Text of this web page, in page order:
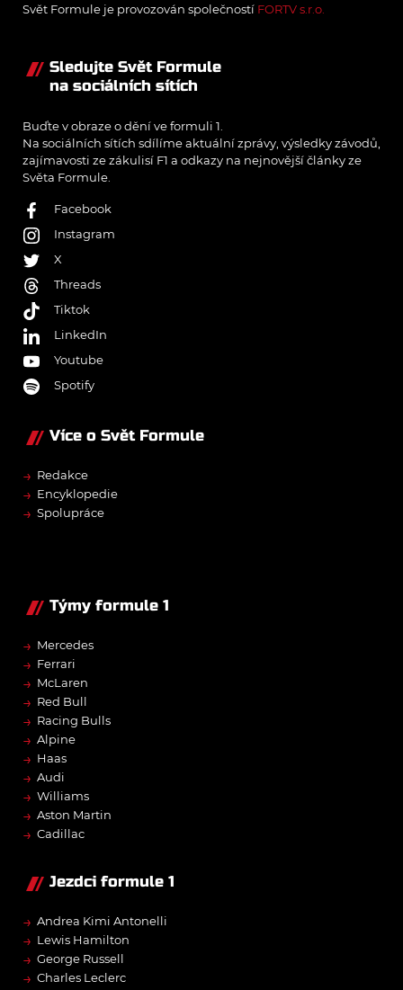
Svět Formule je provozován společností FORTV s.r.o.
Sledujte Svět Formule
na sociálních sítích
Buďte v obraze o dění ve formuli 1.
Na sociálních sítích sdílíme aktuální zprávy, výsledky závodů,
zajímavosti ze zákulisí F1 a odkazy na nejnovější články ze
Světa Formule.
Facebook
Instagram
X
Threads
Tiktok
LinkedIn
Youtube
Spotify
Více o Svět Formule
→ Redakce
→ Encyklopedie
→ Spolupráce
Týmy formule 1
→ Mercedes
→ Ferrari
→ McLaren
→ Red Bull
→ Racing Bulls
→ Alpine
→ Haas
→ Audi
→ Williams
→ Aston Martin
→ Cadillac
Jezdci formule 1
→ Andrea Kimi Antonelli
→ Lewis Hamilton
→ George Russell
→ Charles Leclerc